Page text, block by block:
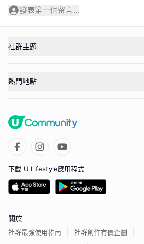
發表第一個留言...
社群主題
熱門地點
下載 U Lifestyle應用程式
關於
社群最強使用指南 社群創作有價企劃